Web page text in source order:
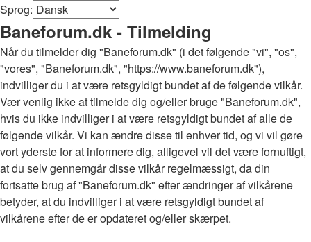
Sprog:
Baneforum.dk - Tilmelding
Når du tilmelder dig "Baneforum.dk" (i det følgende "vi", "os",
"vores", "Baneforum.dk", "https://www.baneforum.dk"),
indvilliger du i at være retsgyldigt bundet af de følgende vilkår.
Vær venlig ikke at tilmelde dig og/eller bruge "Baneforum.dk",
hvis du ikke indvilliger i at være retsgyldigt bundet af alle de
følgende vilkår. Vi kan ændre disse til enhver tid, og vi vil gøre
vort yderste for at informere dig, alligevel vil det være fornuftigt,
at du selv gennemgår disse vilkår regelmæssigt, da din
fortsatte brug af "Baneforum.dk" efter ændringer af vilkårene
betyder, at du indvilliger i at være retsgyldigt bundet af
vilkårene efter de er opdateret og/eller skærpet.